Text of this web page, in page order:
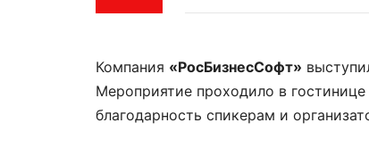
Компания «РосБизнесСофт»
Мероприятие проходило в
благодарность спикерам и